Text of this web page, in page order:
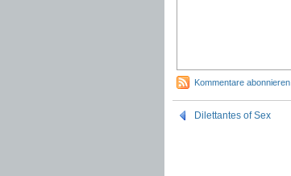
Kommentare abonnieren
Dilettantes of Sex